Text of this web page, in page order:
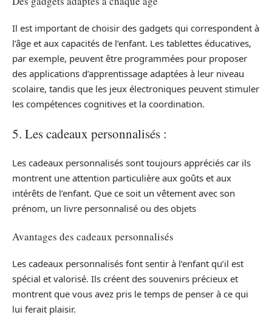
Il est important de choisir des gadgets qui correspondent à
l’âge et aux capacités de l’enfant. Les tablettes éducatives,
par exemple, peuvent être programmées pour proposer
des applications d’apprentissage adaptées à leur niveau
scolaire, tandis que les jeux électroniques peuvent stimuler
les compétences cognitives et la coordination.
5. Les cadeaux personnalisés :
Les cadeaux personnalisés sont toujours appréciés car ils
montrent une attention particulière aux goûts et aux
intérêts de l’enfant. Que ce soit un vêtement avec son
prénom, un livre personnalisé ou des objets
Avantages des cadeaux personnalisés
Les cadeaux personnalisés font sentir à l’enfant qu’il est
spécial et valorisé. Ils créent des souvenirs précieux et
montrent que vous avez pris le temps de penser à ce qui
lui ferait plaisir.